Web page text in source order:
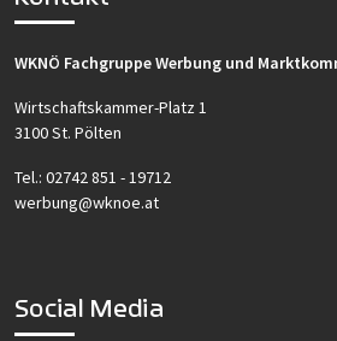
WKNÖ Fachgruppe Werbung und
Wirtschaftskammer-Platz 1
3100 St. Pölten
Tel.: 02742 851 - 19712
werbung@wknoe.at
Social Media